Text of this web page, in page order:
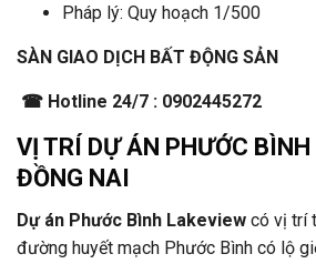
Pháp lý: Quy hoạch 1/500
SÀN GIAO DỊCH BẤT ĐỘNG SẢN
☎ Hotline 24/7 : 0902445272
VỊ TRÍ DỰ ÁN PHƯỚC
ĐỒNG NAI
Dự án Phước Bình Lakeview có vị trí
đường huyết mạch Phước Bình có lộ